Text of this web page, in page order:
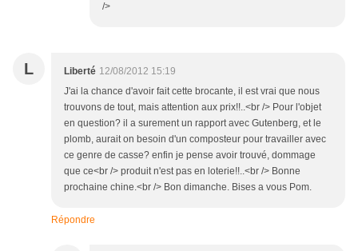
/>
L Liberté 12/08/2012 15:19
J'ai la chance d'avoir fait cette brocante, il est vrai que nous
trouvons de tout, mais attention aux prix!!..<br /> Pour l'objet
en question? il a surement un rapport avec Gutenberg, et le
plomb, aurait on besoin d'un composteur pour travailler avec
ce genre de casse? enfin je pense avoir trouvé, dommage
que ce<br /> produit n'est pas en loterie!!..<br /> Bonne
prochaine chine.<br /> Bon dimanche. Bises a vous Pom.
Répondre